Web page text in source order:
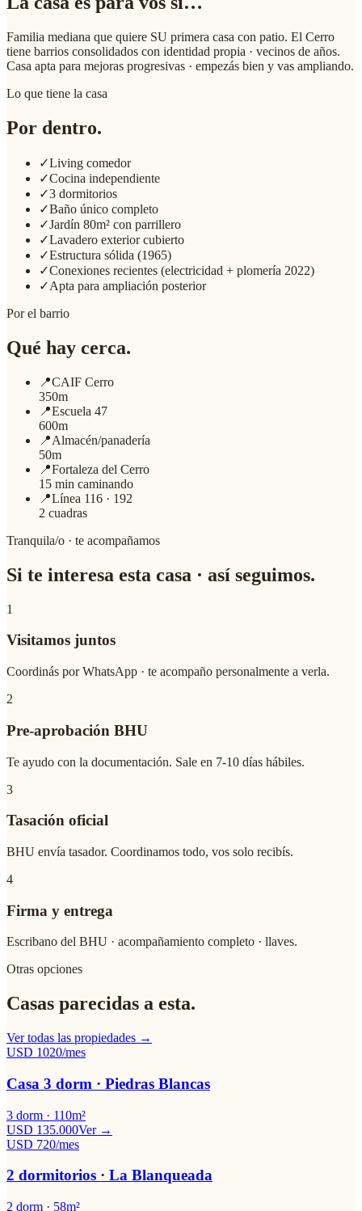
Familia mediana que quiere SU primera casa con patio. El Cerro
tiene barrios consolidados con identidad propia · vecinos de años.
Casa apta para mejoras progresivas · empezás bien y vas ampliando.
Lo que tiene la casa
Por dentro.
✓Living comedor
✓Cocina independiente
✓3 dormitorios
✓Baño único completo
✓Jardín 80m² con parrillero
✓Lavadero exterior cubierto
✓Estructura sólida (1965)
✓Conexiones recientes (electricidad + plomería 2022)
✓Apta para ampliación posterior
Por el barrio
Qué hay cerca.
📍CAIF Cerro
350m
📍Escuela 47
600m
📍Almacén/panadería
50m
📍Fortaleza del Cerro
15 min caminando
📍Línea 116 · 192
2 cuadras
Tranquila/o · te acompañamos
Si te interesa esta casa · así seguimos.
1
Visitamos juntos
Coordinás por WhatsApp · te acompaño personalmente a verla.
2
Pre-aprobación BHU
Te ayudo con la documentación. Sale en 7-10 días hábiles.
3
Tasación oficial
BHU envía tasador. Coordinamos todo, vos solo recibís.
4
Firma y entrega
Escribano del BHU · acompañamiento completo · llaves.
Otras opciones
Casas parecidas a esta.
Ver todas las propiedades →
USD 1020/mes
Casa 3 dorm · Piedras Blancas
3 dorm · 110m²
USD 135.000Ver →
USD 720/mes
2 dormitorios · La Blanqueada
2 dorm · 58m²